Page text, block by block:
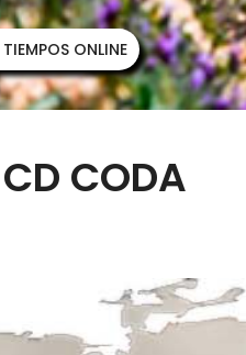
TIEMPOS ONLINE
CODA